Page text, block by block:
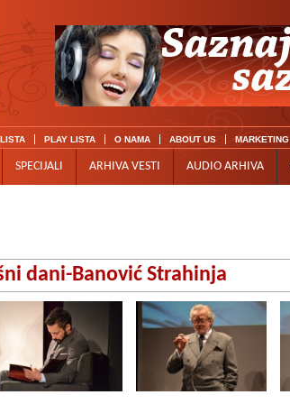
PLAY LISTA O NAMA ABOUT US MARKETING
SPECIJALI ARHIVA VESTI AUDIO ARHIVA
dani-Banović Strahinja